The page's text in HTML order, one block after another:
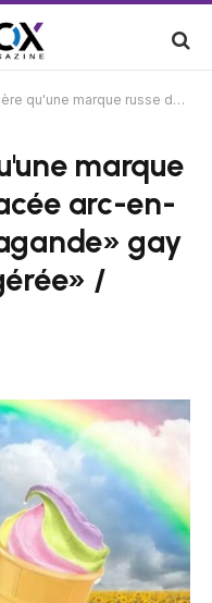
glacée arc-en-ciel est une «propagande» gay qui devrait être «gérée» / Nation LGBTQ
marque
arc-en-
gay
/